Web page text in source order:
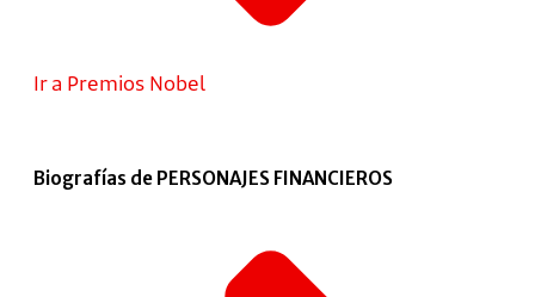
Ir a Premios Nobel
Biografías de PERSONAJES FINANCIEROS